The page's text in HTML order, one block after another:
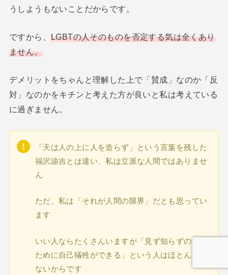
うしようもないことだからです。
ですから、 LGBTの人そのものを否定する気は全くあり
ません。
デメリットをちゃんと理解した上で「賛成」なのか「反
対」なのかをキチンと考えた方が良いと私は考えている
に過ぎません。
「天は人の上に人を造らず」という言葉を残した
福沢諭吉とは違い、私は立派な人間ではありませ
ん
ただ、私は「それが人間の限界」だとも思ってい
ます
いい人ならたくさんいますが「見ず知らずの人の
ために自己犠牲ができる」という人はほとんどい
ないからです